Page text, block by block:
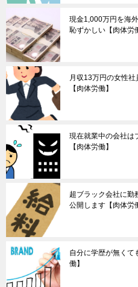
現金1,000万円を海
恥ずかしい【肉体労
月収13万円の女性
【肉体労働】
現在就業中の会社
【肉体労働】
超ブラック会社に勤
公開します【肉体労
自分に学歴が無くて
働】